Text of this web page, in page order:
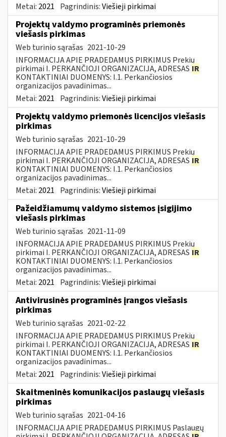
Metai: 2021 Pagrindinis:Viešieji pirkimai
Projektų valdymo programinės priemonės
viešasis pirkimas
Web turinio sąrašas 2021-10-29
INFORMACIJA APIE PRADEDAMUS PIRKIMUS Prekių
pirkimai I. PERKANČIOJI ORGANIZACIJA, ADRESAS IR
KONTAKTINIAI DUOMENYS: I.1. Perkančiosios
organizacijos pavadinimas...
Metai: 2021 Pagrindinis:Viešieji pirkimai
Projektų valdymo priemonės licencijos viešasis
pirkimas
Web turinio sąrašas 2021-10-29
INFORMACIJA APIE PRADEDAMUS PIRKIMUS Prekių
pirkimai I. PERKANČIOJI ORGANIZACIJA, ADRESAS IR
KONTAKTINIAI DUOMENYS: I.1. Perkančiosios
organizacijos pavadinimas...
Metai: 2021 Pagrindinis:Viešieji pirkimai
Pažeidžiamumų valdymo sistemos įsigijimo
viešasis pirkimas
Web turinio sąrašas 2021-11-09
INFORMACIJA APIE PRADEDAMUS PIRKIMUS Prekių
pirkimai I. PERKANČIOJI ORGANIZACIJA, ADRESAS IR
KONTAKTINIAI DUOMENYS: I.1. Perkančiosios
organizacijos pavadinimas...
Metai: 2021 Pagrindinis:Viešieji pirkimai
Antivirusinės programinės įrangos viešasis
pirkimas
Web turinio sąrašas 2021-02-22
INFORMACIJA APIE PRADEDAMUS PIRKIMUS Prekių
pirkimai I. PERKANČIOJI ORGANIZACIJA, ADRESAS IR
KONTAKTINIAI DUOMENYS: I.1. Perkančiosios
organizacijos pavadinimas...
Metai: 2021 Pagrindinis:Viešieji pirkimai
Skaitmeninės komunikacijos paslaugų viešasis
pirkimas
Web turinio sąrašas 2021-04-16
INFORMACIJA APIE PRADEDAMUS PIRKIMUS Paslaugų